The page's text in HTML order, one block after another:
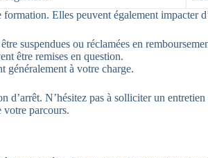
Elles peuvent également impacter
suspendues ou réclamées en
être remises en question.
généralement à votre charge.
N’hésitez pas à solliciter un
votre parcours.